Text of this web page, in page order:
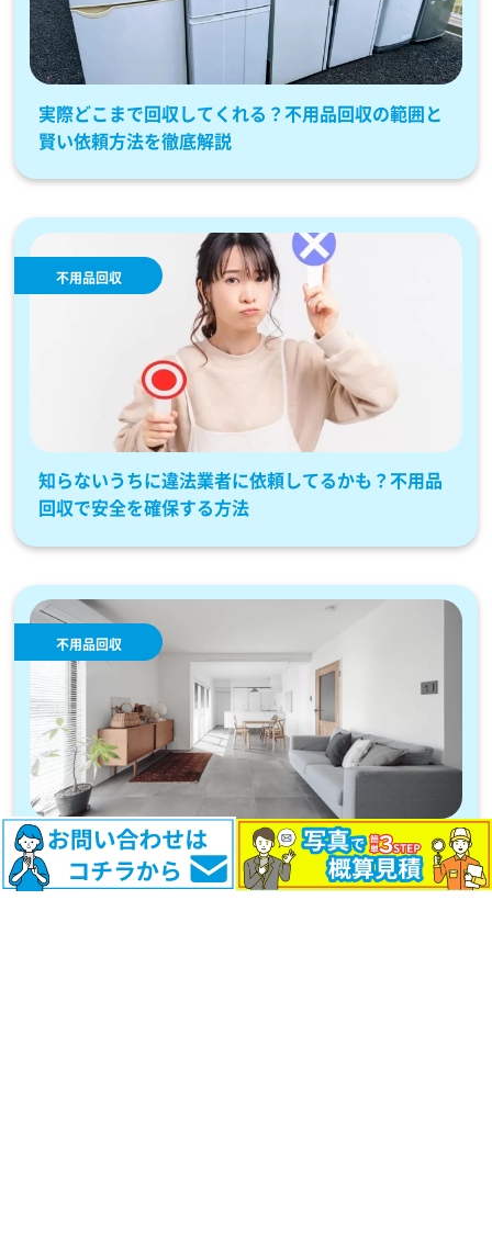
実際どこまで回収してくれる？不用品回収の範囲と
賢い依頼方法を徹底解説
不用品回収
知らないうちに違法業者に依頼してるかも？不用品
回収で安全を確保する方法
不用品回収
【プロが教える】不用品と不要品の違いを理解して
いますか？不用品回収で役に立つ情報をご紹介